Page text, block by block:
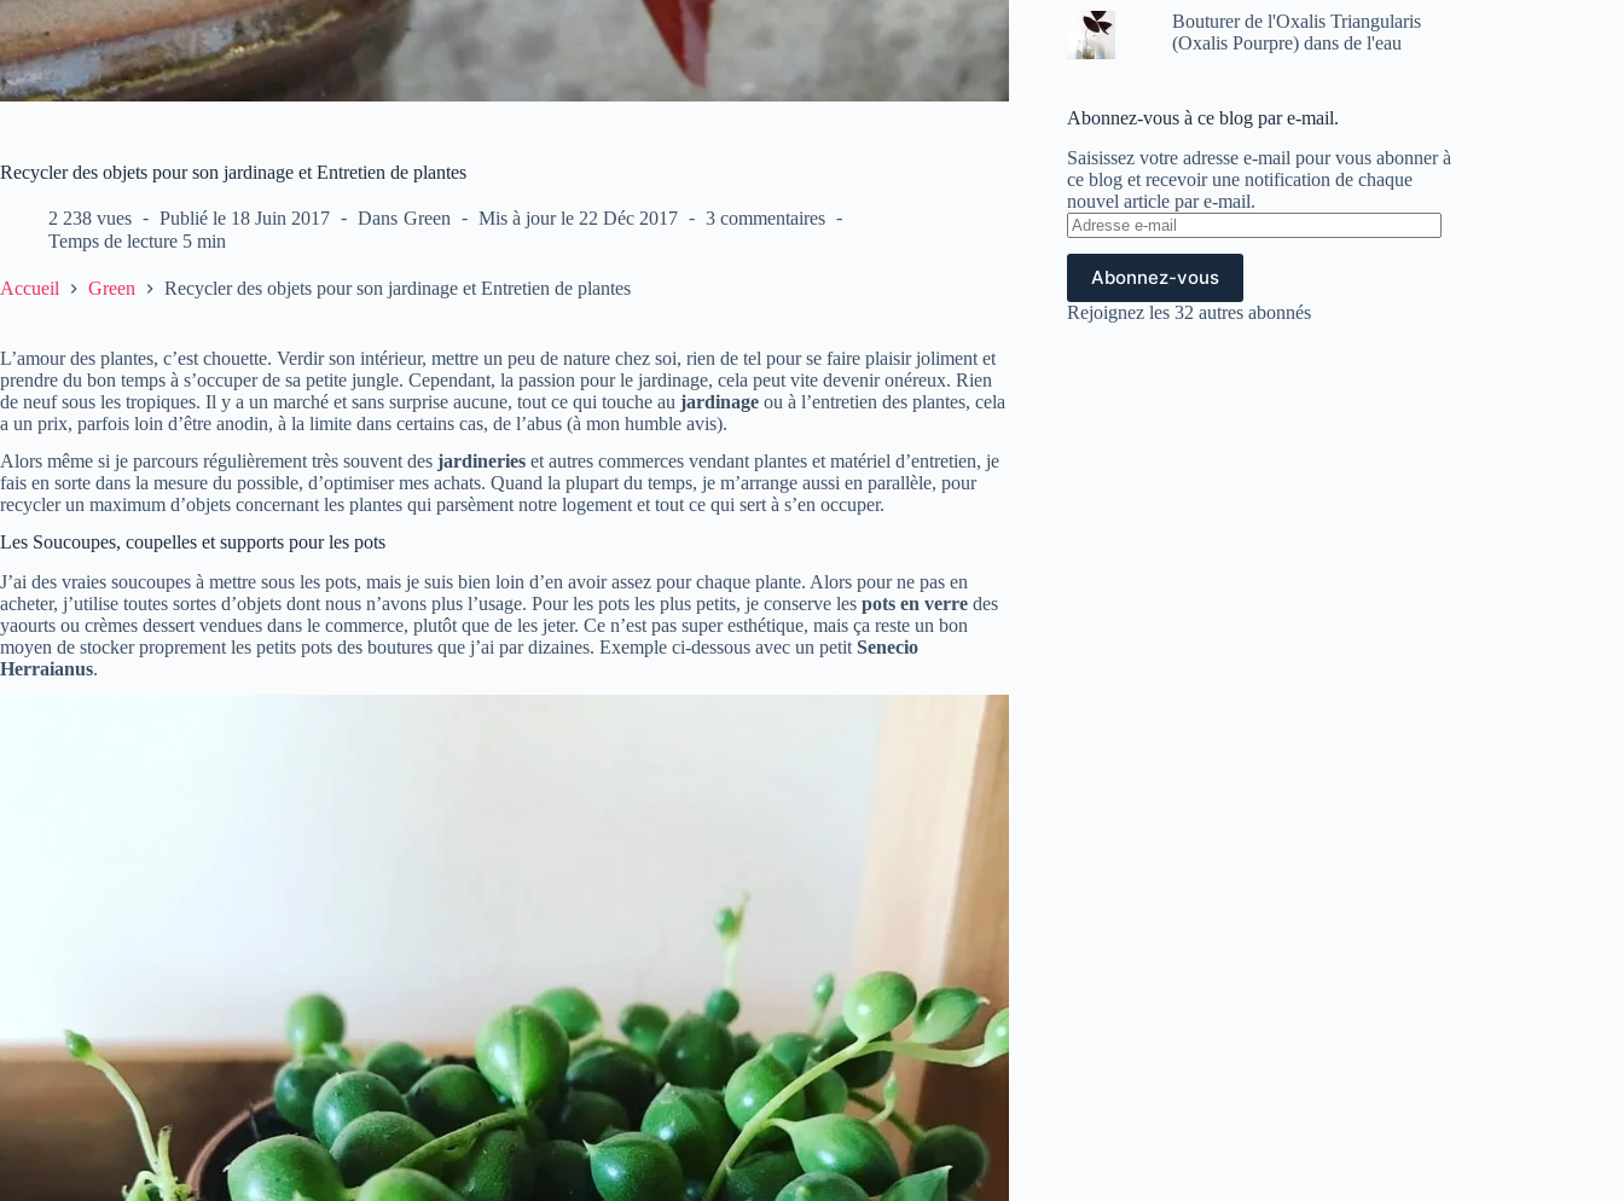
Recycler des objets pour son jardinage et Entretien de plantes
2 238 vues Publié le 18 Juin 2017 Dans Green Mis à jour le 22 Déc 2017
3 commentaires
Temps de lecture 5 min
Accueil Green Recycler des objets pour son jardinage et Entretien de plantes
L’amour des plantes, c’est chouette. Verdir son intérieur, mettre un peu de nature chez soi, rien de tel pour se faire plaisir joliment et
prendre du bon temps à s’occuper de sa petite jungle. Cependant, la passion pour le jardinage, cela peut vite devenir onéreux. Rien
de neuf sous les tropiques. Il y a un marché et sans surprise aucune, tout ce qui touche au jardinage ou à l’entretien des plantes, cela
a un prix, parfois loin d’être anodin, à la limite dans certains cas, de l’abus (à mon humble avis).
Alors même si je parcours régulièrement très souvent des jardineries et autres commerces vendant plantes et matériel d’entretien, je
fais en sorte dans la mesure du possible, d’optimiser mes achats. Quand la plupart du temps, je m’arrange aussi en parallèle, pour
recycler un maximum d’objets concernant les plantes qui parsèment notre logement et tout ce qui sert à s’en occuper.
Les Soucoupes, coupelles et supports pour les pots
J’ai des vraies soucoupes à mettre sous les pots, mais je suis bien loin d’en avoir assez pour chaque plante. Alors pour ne pas en
acheter, j’utilise toutes sortes d’objets dont nous n’avons plus l’usage. Pour les pots les plus petits, je conserve les pots en verre des
yaourts ou crèmes dessert vendues dans le commerce, plutôt que de les jeter. Ce n’est pas super esthétique, mais ça reste un bon
moyen de stocker proprement les petits pots des boutures que j’ai par dizaines. Exemple ci-dessous avec un petit Senecio
Herraianus.
Bouturer de l'Oxalis Triangularis
(Oxalis Pourpre) dans de l'eau
Abonnez-vous à ce blog par e-mail.
Saisissez votre adresse e-mail pour vous abonner à
ce blog et recevoir une notification de chaque
nouvel article par e-mail.
Adresse
e-
mail
Abonnez-vous
Rejoignez les 32 autres abonnés